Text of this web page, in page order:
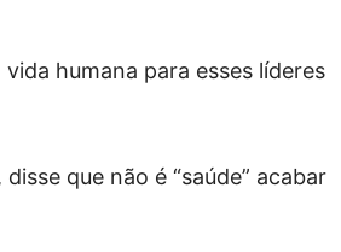
vida humana para esses líderes
que não é “saúde” acabar